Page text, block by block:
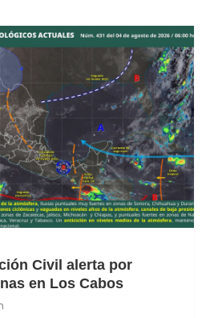
Civil alerta por
en Los Cabos